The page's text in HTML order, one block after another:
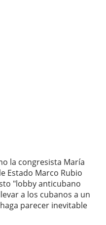
la congresista María
Estado Marco Rubio
"lobby anticubano
a los cubanos a un
parecer inevitable